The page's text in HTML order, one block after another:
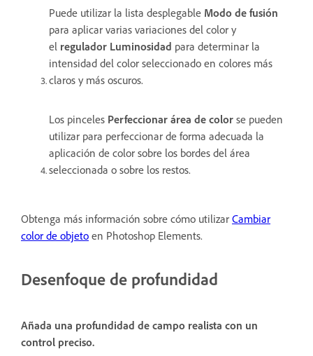
Puede utilizar la lista desplegable Modo de fusión
para aplicar varias variaciones del color y
el regulador Luminosidad para determinar la
intensidad del color seleccionado en colores más
claros y más oscuros.
Los pinceles Perfeccionar área de color se pueden
utilizar para perfeccionar de forma adecuada la
aplicación de color sobre los bordes del área
seleccionada o sobre los restos.
Obtenga más información sobre cómo utilizar Cambiar
color de objeto en Photoshop Elements.
Desenfoque de profundidad
Añada una profundidad de campo realista con un
control preciso.